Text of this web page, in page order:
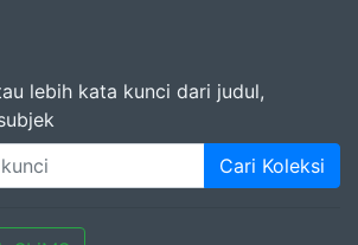
lebih kata kunci dari judul,
Cari Koleksi